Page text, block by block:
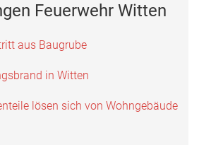
Feuerwehr Witten
aus Baugrube
in Witten
lösen sich von Wohngebäude